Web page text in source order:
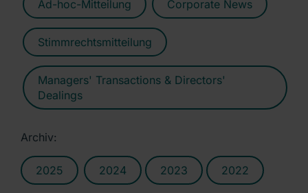
Ad-hoc-Mitteilung Corporate News
Stimmrechtsmitteilung
Managers' Transactions & Directors'
Dealings
Archiv:
2025 2024 2023 2022